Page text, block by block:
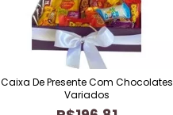
Caixa De Presente Com Chocolates
Variados